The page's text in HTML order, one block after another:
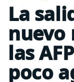
La
nuevo
las
poco